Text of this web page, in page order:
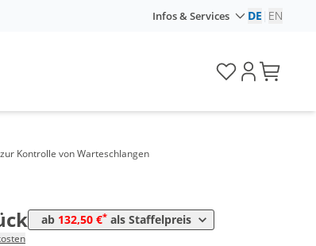
Infos & Services DE EN
Kontrolle von Warteschlangen
ab 132,50 €* als Staffelpreis
132,50 €